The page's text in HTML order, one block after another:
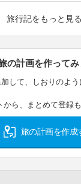
旅行記をもっと見る
の計画を作ってみ
して、しおりのよう
ら、まとめて登録も
旅の計画を作成